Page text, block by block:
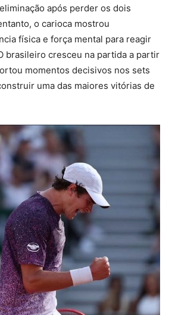
após perder os dois
o carioca mostrou
física e força mental para reagir
brasileiro cresceu na partida a partir
momentos decisivos nos sets
uma das maiores vitórias de